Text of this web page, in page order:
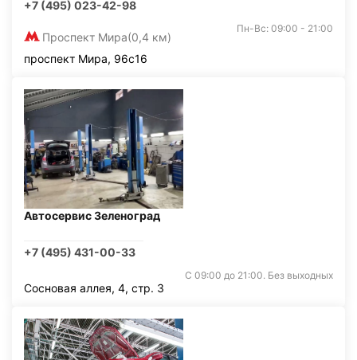
+7 (495) 023-42-98
Проспект Мира(0,4 км)
Пн-Вс: 09:00 - 21:00
проспект Мира, 96с16
Автосервис Зеленоград
+7 (495) 431-00-33
С 09:00 до 21:00. Без выходных
Сосновая аллея, 4, стр. 3